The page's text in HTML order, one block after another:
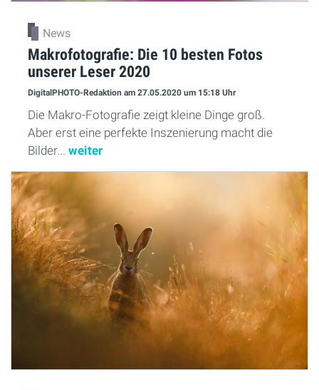
News
Makrofotografie: Die 10 besten Fotos
unserer Leser 2020
DigitalPHOTO-Redaktion am 27.05.2020 um 15:18 Uhr
Die Makro-Fotografie zeigt kleine Dinge groß.
Aber erst eine perfekte Inszenierung macht die
Bilder... weiter